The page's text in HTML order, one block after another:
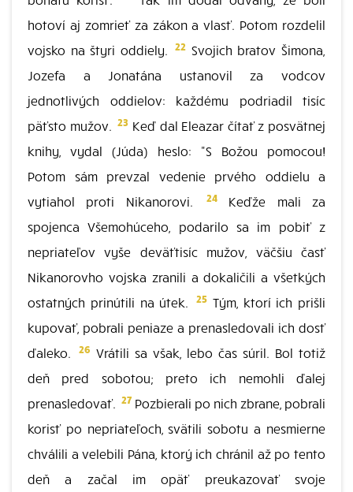
hotoví aj zomrieť za zákon a vlasť. Potom rozdelil
vojsko na štyri oddiely.
22 Svojich bratov Šimona,
Jozefa a Jonatána ustanovil za vodcov
jednotlivých oddielov: každému podriadil tisíc
päťsto mužov. 23 Keď dal Eleazar čítať z posvätnej
knihy, vydal (Júda) heslo: "S Božou pomocou!
Potom sám prevzal vedenie prvého oddielu a
vytiahol proti Nikanorovi.
24 Keďže mali za
spojenca Všemohúceho, podarilo sa im pobiť z
nepriateľov vyše deväťtisíc mužov, väčšiu časť
Nikanorovho vojska zranili a dokaličili a všetkých
ostatných prinútili na útek.
25 Tým, ktorí ich prišli
kupovať, pobrali peniaze a prenasledovali ich dosť
ďaleko.
26 Vrátili sa však, lebo čas súril. Bol totiž
deň pred sobotou; preto ich nemohli ďalej
prenasledovať. 27 Pozbierali po nich zbrane, pobrali
korisť po nepriateľoch, svätili sobotu a nesmierne
chválili a velebili Pána, ktorý ich chránil až po tento
deň a začal im opäť preukazovať svoje